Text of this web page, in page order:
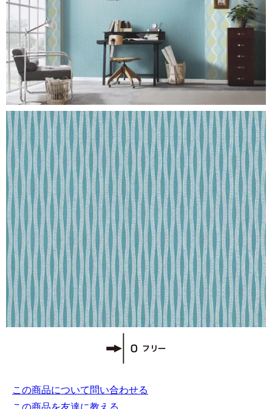
この商品について問い合わせる
この商品を友達に教える